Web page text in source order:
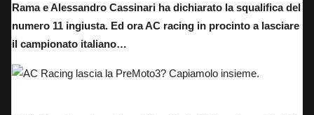
Rama e Alessandro Cassinari ha dichiarato la squalifica del
numero 11 ingiusta. Ed ora AC racing in procinto a lasciare
il campionato italiano…